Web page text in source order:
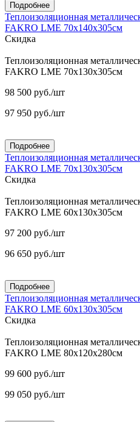
Подробнее
Теплоизоляционная
FAKRO LME 70х140х305см
Скидка
Теплоизоляционная
FAKRO LME 70х130х305см
98 500 руб./шт
97 950 руб./шт
Подробнее
Теплоизоляционная
FAKRO LME 70х130х305см
Скидка
Теплоизоляционная
FAKRO LME 60х130х305см
97 200 руб./шт
96 650 руб./шт
Подробнее
Теплоизоляционная
FAKRO LME 60х130х305см
Скидка
Теплоизоляционная
FAKRO LME 80х120х280см
99 600 руб./шт
99 050 руб./шт